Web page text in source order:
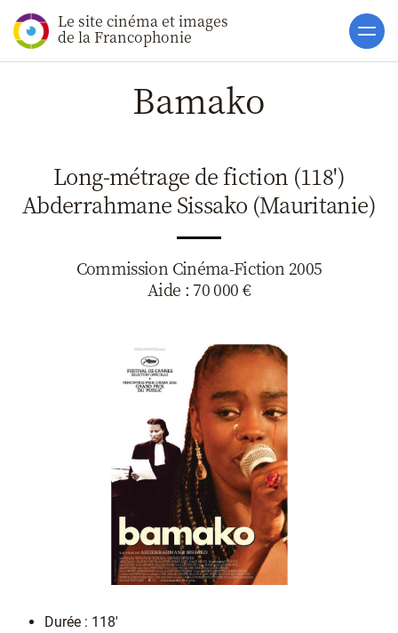
Le site cinéma et images
de la Francophonie Accueil
Actualités
Soutiens
Catalogue
Clap ACP
Boites à
Accès pro
Bamako
Long-métrage de fiction (118')
Abderrahmane Sissako (Mauritanie)
Commission Cinéma-Fiction 2005
Aide : 70 000 €
Durée : 118'